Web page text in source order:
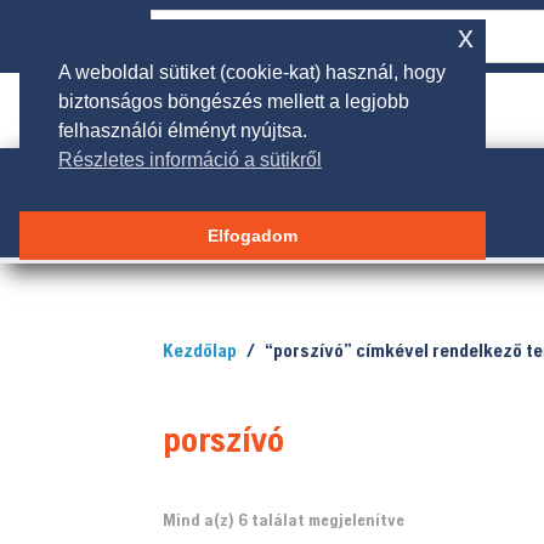
 rendeles@galgakertigep.hu
Kezdőlap / “porszívó” címkével rendelkező
porszívó
Mind a(z) 6 találat megjelenítveSorted
A weboldal sütiket (cookie-kat) használ, hogy
biztonságos böngészés mellett a legjobb
felhasználói élményt nyújtsa.
Részletes információ a sütikről
Elfogadom
x